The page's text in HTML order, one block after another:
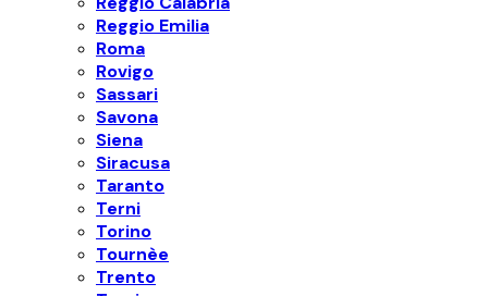
Reggio Emilia
Roma
Rovigo
Sassari
Savona
Siena
Siracusa
Taranto
Terni
Torino
Tournèe
Trento